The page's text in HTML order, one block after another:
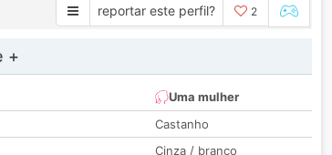
reportar este perfil? 2
+
Uma mulher
Castanho
Cinza / branco